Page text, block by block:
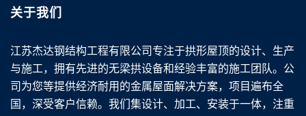
关于我们
江苏杰达钢结构工程有限公司专注于拱形屋顶的设计、生产
与施工，拥有先进的无梁拱设备和经验丰富的施工团队。公
司为您等提供经济耐用的金属屋面解决方案，项目遍布全
国，深受客户信赖。我们集设计、加工、安装于一体，注重